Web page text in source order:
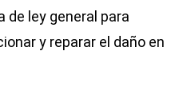
de ley general para
y reparar el daño en